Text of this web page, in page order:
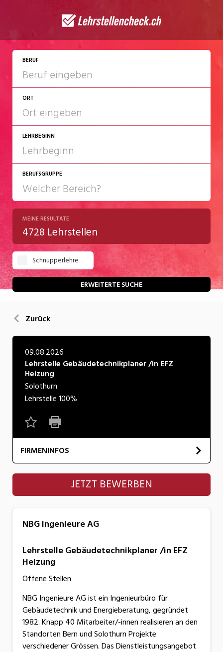
BERUF
ORT
LEHRBEGINN
2027
2028
BERUFSGRUPPE
Chemie/Pharma
Gastgewerbe
Gesundheit/Pflege/Soziales
Handwerk/Technik
Kultur
Natur
Verkehr/Logistik
Wirtschaft/Verwaltung
MEINE RESULTATE
4728 Lehrstellen
Schnupperlehre
ERWEITERTE SUCHE
Zurück
09.08.2026
Lehrstelle Gebäudetechnikplaner /in EFZ
Heizung
Solothurn
Lehrstelle100%
FIRMENINFOS
NBG Ingenieure AG
JETZT BEWERBEN
NBG Ingenieure AG
Lehrstelle Gebäudetechnikplaner /in EFZ
Heizung
Offene Stellen
NBG Ingenieure AG ist ein Ingenieurbüro für
Gebäudetechnik und Energieberatung, gegründet
1982. Knapp 40 Mitarbeiter/-innen realisieren an den
Standorten Bern und Solothurn Projekte
verschiedener Grössen. Das Dienstleistungsangebot